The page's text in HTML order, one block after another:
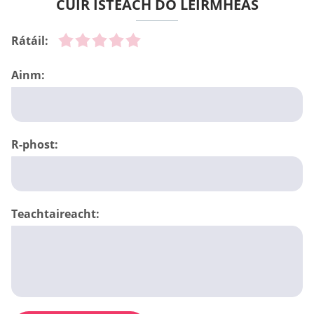
CUIR ISTEACH DO LÉIRMHEAS
Rátáil:
Ainm:
R-phost:
Teachtaireacht: